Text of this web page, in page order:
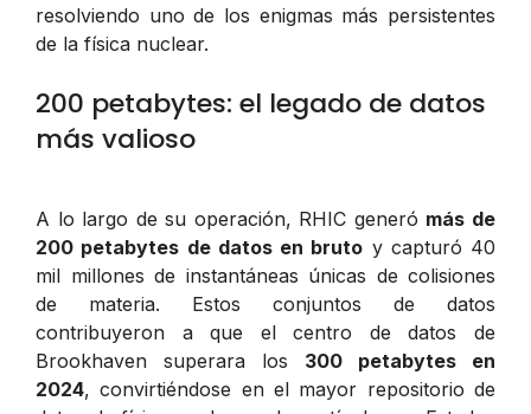
resolviendo uno de los enigmas más persistentes
de la física nuclear.
200 petabytes: el legado de datos
más valioso
A lo largo de su operación, RHIC generó más de
200 petabytes de datos en bruto y capturó 40
mil millones de instantáneas únicas de colisiones
de materia. Estos conjuntos de datos
contribuyeron a que el centro de datos de
Brookhaven superara los 300 petabytes en
2024, convirtiéndose en el mayor repositorio de